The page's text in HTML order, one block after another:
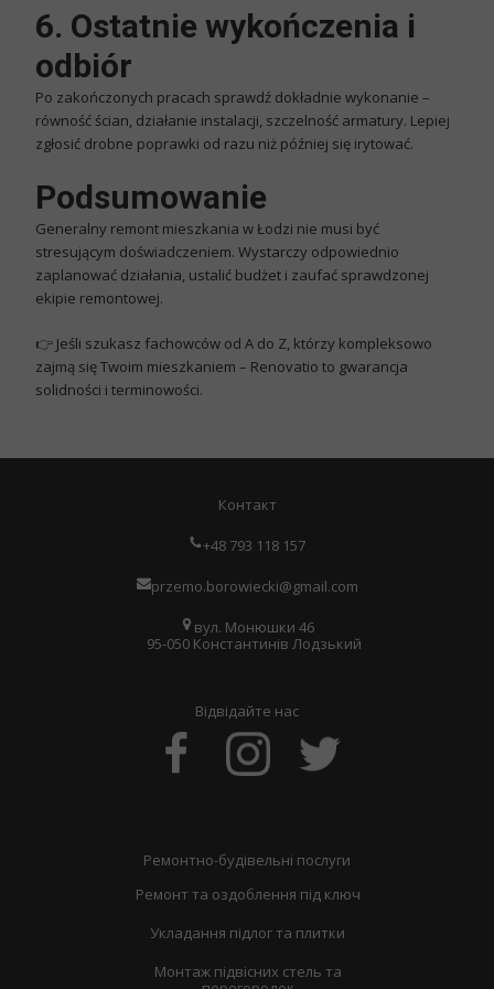
6. Ostatnie wykończenia i
odbiór
Po zakończonych pracach sprawdź dokładnie wykonanie –
równość ścian, działanie instalacji, szczelność armatury. Lepiej
zgłosić drobne poprawki od razu niż później się irytować.
Podsumowanie
Generalny remont mieszkania w Łodzi nie musi być
stresującym doświadczeniem. Wystarczy odpowiednio
zaplanować działania, ustalić budżet i zaufać sprawdzonej
ekipie remontowej.
👉 Jeśli szukasz fachowców od A do Z, którzy kompleksowo
zajmą się Twoim mieszkaniem – Renovatio to gwarancja
solidności i terminowości.
Контакт
+48 793 118 157
przemo.borowiecki@gmail.com
вул. Монюшки 46
95-050 Константинів Лодзький
Відвідайте нас
Ремонтно-будівельні послуги
Ремонт та оздоблення під ключ
Укладання підлог та плитки
Монтаж підвісних стель та